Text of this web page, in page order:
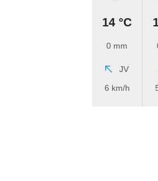
14 °C
0 mm
JV
6 km/h